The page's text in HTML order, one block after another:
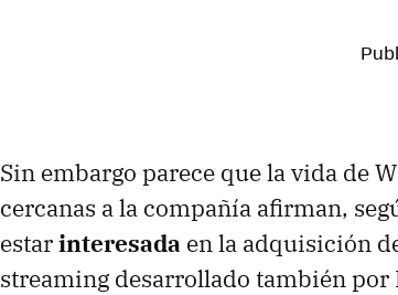
Sin embargo parece que la vida de
cercanas a la compañía afirman,
estarinteresada en la adquisición
streaming desarrollado también por